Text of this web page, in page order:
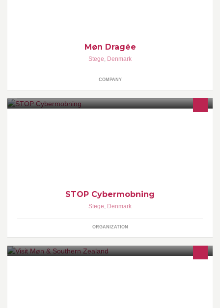
Møn Dragée
Stege, Denmark
COMPANY
STOP Cybermobning
Stege, Denmark
ORGANIZATION